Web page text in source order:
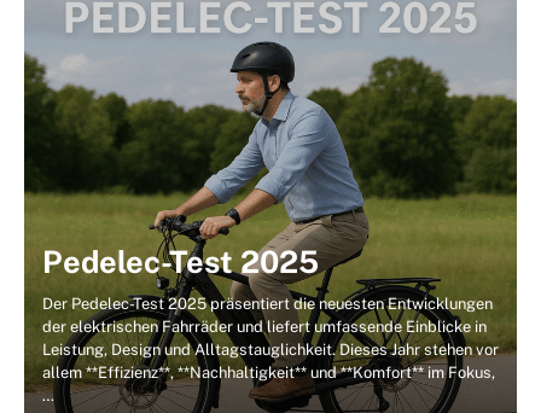
Pedelec-Test 2025
Der Pedelec-Test 2025 präsentiert die neuesten Entwicklungen
der elektrischen Fahrräder und liefert umfassende Einblicke in
Leistung, Design und Alltagstauglichkeit. Dieses Jahr stehen vor
allem **Effizienz**, **Nachhaltigkeit** und **Komfort** im Fokus,
…